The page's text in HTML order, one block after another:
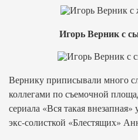
Игорь Верник с
Вернику приписывали много
коллегами по съемочной
сериала «Вся такая
экс-солисткой «Блестящих»